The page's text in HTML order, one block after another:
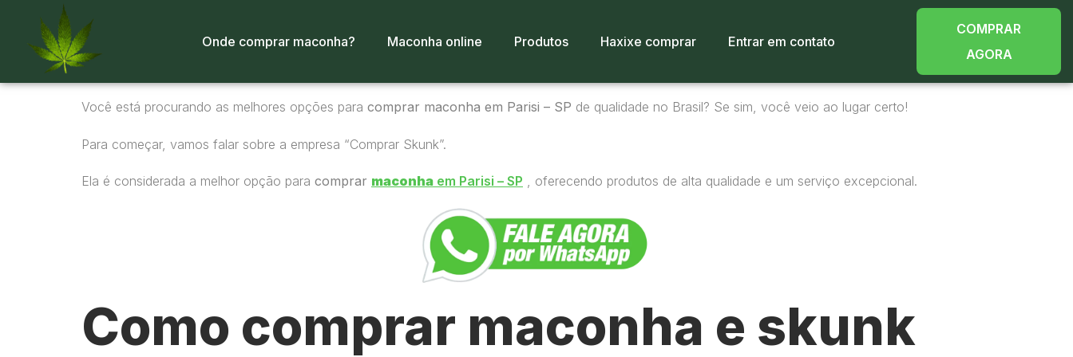
Onde comprar maconha? Maconha online Produtos Haxixe comprar Entrar em contato
COMPRAR
AGORA
Você está procurando as melhores opções para comprar maconha em Parisi – SP de qualidade no Brasil? Se sim, você veio ao lugar certo!
Para começar, vamos falar sobre a empresa “Comprar Skunk”.
Ela é considerada a melhor opção para comprar maconha em Parisi – SP , oferecendo produtos de alta qualidade e um serviço excepcional.
Como comprar maconha e skunk